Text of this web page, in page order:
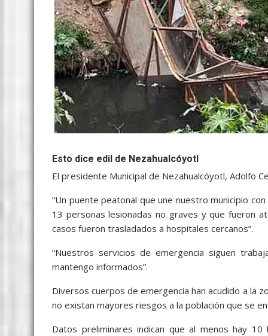
Esto dice edil de Nezahualcóyotl
El presidente Municipal de Nezahualcóyotl, Adolfo
“Un puente peatonal que une nuestro municipio
13 personas lesionadas no graves y que fueron
casos fueron trasladados a hospitales cercanos”.
“Nuestros servicios de emergencia siguen
mantengo informados”.
Diversos cuerpos de emergencia han acudido a la
no existan mayores riesgos a la población que se
Datos preliminares indican que al menos hay